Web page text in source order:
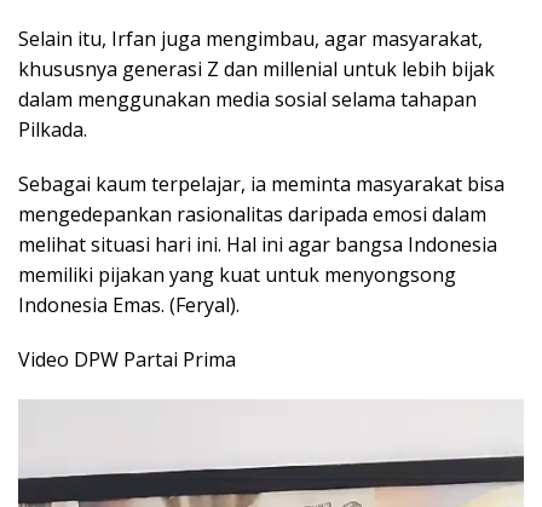
Selain itu, Irfan juga mengimbau, agar masyarakat,
khususnya generasi Z dan millenial untuk lebih bijak
dalam menggunakan media sosial selama tahapan
Pilkada.
Sebagai kaum terpelajar, ia meminta masyarakat bisa
mengedepankan rasionalitas daripada emosi dalam
melihat situasi hari ini. Hal ini agar bangsa Indonesia
memiliki pijakan yang kuat untuk menyongsong
Indonesia Emas. (Feryal).
Video DPW Partai Prima